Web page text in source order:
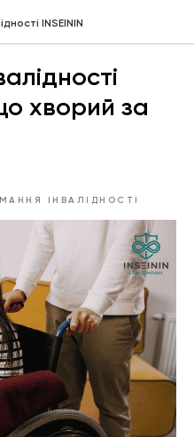
INSEININ
хворий за
ІНВАЛІДНОСТІ